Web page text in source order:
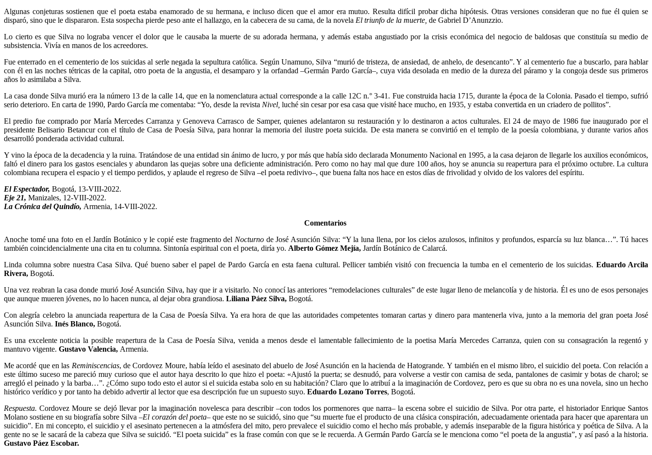
Algunas conjeturas sostienen que el poeta estaba enamorado de su hermana, e incluso dicen que el amor era mutuo. Resulta difícil probar dicha hipótesis. Otras versiones consideran que no fue él quien se
disparó, sino que le dispararon. Esta sospecha pierde peso ante el hallazgo, en la cabecera de su cama, de la novela El triunfo de la muerte, de Gabriel D’Anunzzio.
Lo cierto es que Silva no lograba vencer el dolor que le causaba la muerte de su adorada hermana, y además estaba angustiado por la crisis económica del negocio de baldosas que constituía su medio de
subsistencia. Vivía en manos de los acreedores.
Fue enterrado en el cementerio de los suicidas al serle negada la sepultura católica. Según Unamuno, Silva “murió de tristeza, de ansiedad, de anhelo, de desencanto”. Y al cementerio fue a buscarlo, para hablar
con él en las noches tétricas de la capital, otro poeta de la angustia, el desamparo y la orfandad –Germán Pardo García–, cuya vida desolada en medio de la dureza del páramo y la congoja desde sus primeros
años lo asimilaba a Silva.
La casa donde Silva murió era la número 13 de la calle 14, que en la nomenclatura actual corresponde a la calle 12C n.° 3-41. Fue construida hacia 1715, durante la época de la Colonia. Pasado el tiempo, sufrió
serio deterioro. En carta de 1990, Pardo García me comentaba: “Yo, desde la revista Nivel, luché sin cesar por esa casa que visité hace mucho, en 1935, y estaba convertida en un criadero de pollitos”.
El predio fue comprado por María Mercedes Carranza y Genoveva Carrasco de Samper, quienes adelantaron su restauración y lo destinaron a actos culturales. El 24 de mayo de 1986 fue inaugurado por el
presidente Belisario Betancur con el título de Casa de Poesía Silva, para honrar la memoria del ilustre poeta suicida. De esta manera se convirtió en el templo de la poesía colombiana, y durante varios años
desarrolló ponderada actividad cultural.
Y vino la época de la decadencia y la ruina. Tratándose de una entidad sin ánimo de lucro, y por más que había sido declarada Monumento Nacional en 1995, a la casa dejaron de llegarle los auxilios económicos,
faltó el dinero para los gastos esenciales y abundaron las quejas sobre una deficiente administración. Pero como no hay mal que dure 100 años, hoy se anuncia su reapertura para el próximo octubre. La cultura
colombiana recupera el espacio y el tiempo perdidos, y aplaude el regreso de Silva –el poeta redivivo–, que buena falta nos hace en estos días de frivolidad y olvido de los valores del espíritu.
El Espectador, Bogotá, 13-VIII-2022.
Eje 21, Manizales, 12-VIII-2022.
La Crónica del Quindío, Armenia, 14-VIII-2022.
Comentarios
Anoche tomé una foto en el Jardín Botánico y le copié este fragmento del Nocturno de José Asunción Silva: “Y la luna llena, por los cielos azulosos, infinitos y profundos, esparcía su luz blanca…”. Tú haces
también coincidencialmente una cita en tu columna. Sintonía espiritual con el poeta, diría yo. Alberto Gómez Mejía, Jardín Botánico de Calarcá.
Linda columna sobre nuestra Casa Silva. Qué bueno saber el papel de Pardo García en esta faena cultural. Pellicer también visitó con frecuencia la tumba en el cementerio de los suicidas. Eduardo Arcila
Rivera, Bogotá.
Una vez reabran la casa donde murió José Asunción Silva, hay que ir a visitarlo. No conocí las anteriores “remodelaciones culturales” de este lugar lleno de melancolía y de historia. Él es uno de esos personajes
que aunque mueren jóvenes, no lo hacen nunca, al dejar obra grandiosa. Liliana Páez Silva, Bogotá.
Con alegría celebro la anunciada reapertura de la Casa de Poesía Silva. Ya era hora de que las autoridades competentes tomaran cartas y dinero para mantenerla viva, junto a la memoria del gran poeta José
Asunción Silva. Inés Blanco, Bogotá.
Es una excelente noticia la posible reapertura de la Casa de Poesía Silva, venida a menos desde el lamentable fallecimiento de la poetisa María Mercedes Carranza, quien con su consagración la regentó y
mantuvo vigente. Gustavo Valencia, Armenia.
Me acordé que en las Reminiscencias, de Cordovez Moure, había leído el asesinato del abuelo de José Asunción en la hacienda de Hatogrande.Y también en el mismo libro, el suicidio del poeta. Con relación a
este último suceso me pareció muy curioso que el autor haya descrito lo que hizo el poeta: «Ajustó la puerta; se desnudó, para volverse a vestir con camisa de seda, pantalones de casimir y botas de charol; se
arregló el peinado y la barba…”. ¿Cómo supo todo esto el autor si el suicida estaba solo en su habitación? Claro que lo atribuí a la imaginación de Cordovez, pero es que su obra no es una novela, sino un hecho
histórico verídico y por tanto ha debido advertir al lector que esa descripción fue un supuesto suyo. Eduardo Lozano Torres, Bogotá.
Respuesta.Cordovez Moure se dejó llevar por la imaginación novelesca para describir –con todos los pormenores que narra– la escena sobre el suicidio de Silva. Por otra parte, el historiador Enrique Santos
Molano sostiene en su biografía sobre Silva–El corazón del poeta– que este no se suicidó, sino que “su muerte fue el producto de una clásica conspiración, adecuadamente orientada para hacer que aparentara un
suicidio”. En mi concepto, el suicidio y el asesinato pertenecen a la atmósfera del mito, pero prevalece el suicidio como el hecho más probable, y además inseparable de la figura histórica y poética de Silva. A la
gente no se le sacará de la cabeza que Silva se suicidó. “El poeta suicida” es la frase común con que se le recuerda. A Germán Pardo García se le menciona como “el poeta de la angustia”, y así pasó a la historia.
Gustavo Páez Escobar.